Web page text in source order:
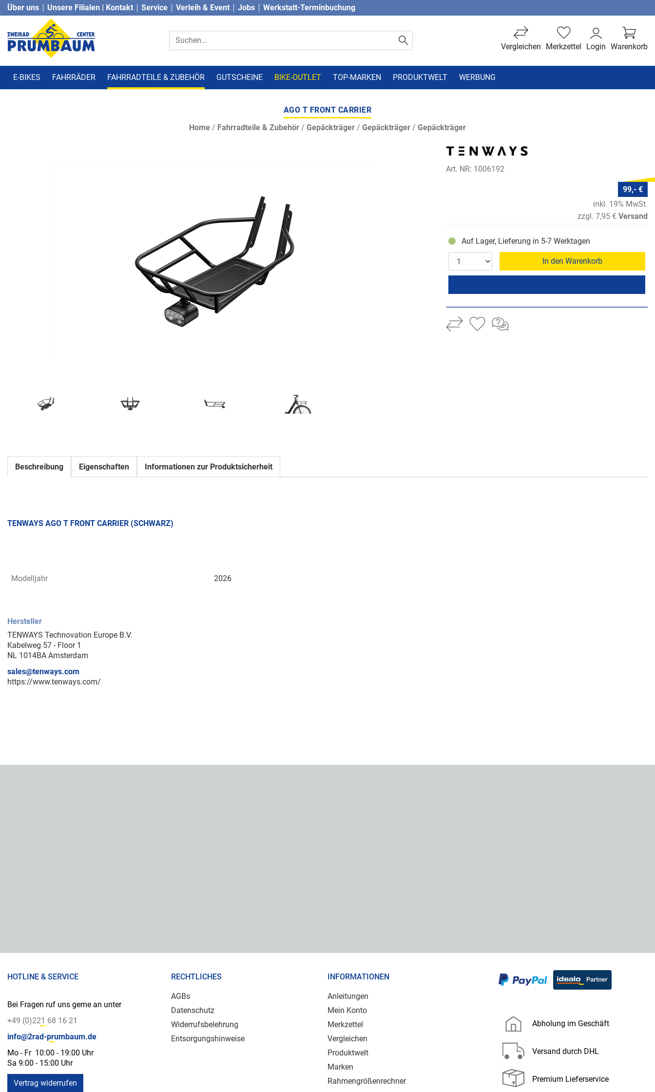
Über uns Unsere Filialen | Kontakt Service Verleih & Event Jobs Werkstatt-Terminbuchung
Warenkorb
Login
Merkzettel
Vergleichen
E-BIKES FAHRRÄDER FAHRRADTEILE & ZUBEHÖR GUTSCHEINE BIKE-OUTLET TOP-MARKEN PRODUKTWELT WERBUNG
AGO T FRONT CARRIER
Home / Fahrradteile & Zubehör / Gepäckträger / Gepäckträger / Gepäckträger
Art. NR: 1006192
99,- €
inkl. 19% MwSt.
zzgl. 7,95 € Versand
Auf Lager, Lieferung in 5-7 Werktagen
In den Warenkorb
Beschreibung Eigenschaften Informationen zur Produktsicherheit
TENWAYS AGO T FRONT CARRIER (SCHWARZ)
Modelljahr 2026
Hersteller
TENWAYS Technovation Europe B.V.
Kabelweg 57 - Floor 1
NL 1014BA Amsterdam
sales@tenways.com
https://www.tenways.com/
HOTLINE & SERVICE
Bei Fragen ruf uns gerne an unter
+49 (0)221 68 16 21
info@2rad-prumbaum.de
Mo - Fr 10:00 - 19:00 Uhr
Sa 9:00 - 15:00 Uhr
Vertrag widerrufen
RECHTLICHES
AGBs
Datenschutz
Widerrufsbelehrung
Entsorgungshinweise
INFORMATIONEN
Anleitungen
Mein Konto
Merkzettel
Vergleichen
Produktwelt
Marken
Rahmengrößenrechner
Abholung im Geschäft
Versand durch DHL
Premium Lieferservice